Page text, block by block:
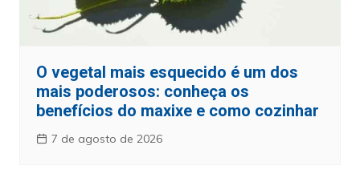
O vegetal mais esquecido é um dos
mais poderosos: conheça os
benefícios do maxixe e como cozinhar
7 de agosto de 2026